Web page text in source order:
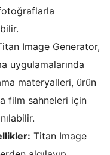
Image Generator,
uygulamalarında
materyalleri, ürün
film sahneleri için
Titan Image